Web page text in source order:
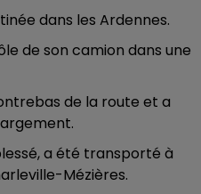
dans les Ardennes.
de son camion dans une
de la route et a
a été transporté à
Mézières.